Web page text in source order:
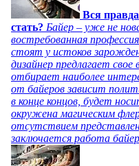
Вся
стать? Байер – уже не
востребованная
стоят у истоков
дизайнер предлагает
отбирает наиболее
от байеров зависит
в конце концов, будет
окружена магическим
отсутствием
заключается работа